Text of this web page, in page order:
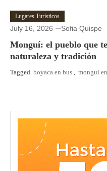
Lugares Turísticos
July 16, 2026 Sofia Quispe
Monguí: el pueblo que
naturaleza y tradición
Tagged boyaca en bus , mongui